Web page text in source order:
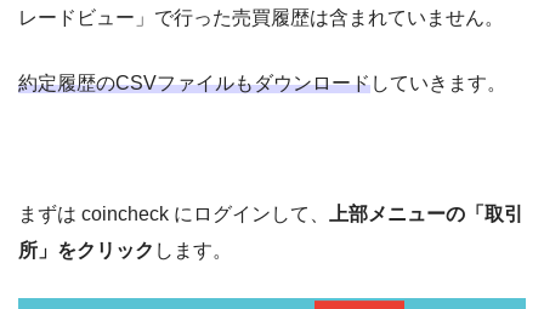
レードビュー」で行った売買履歴は含まれていません。
約定履歴のCSVファイルもダウンロードしていきます。
まずは coincheck にログインして、
上部メニューの「取引
所」をクリック します。